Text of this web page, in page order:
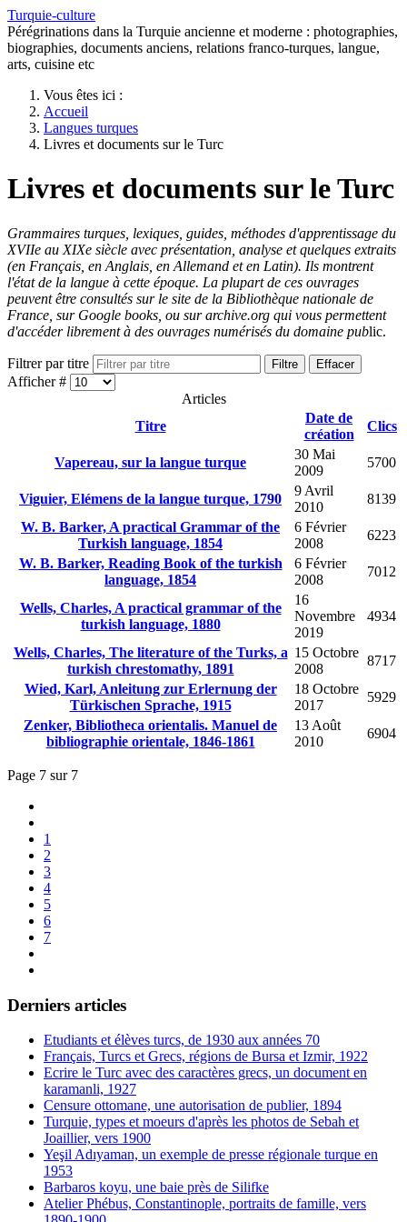
Turquie-culture
Pérégrinations dans la Turquie ancienne et moderne : photographies,
biographies, documents anciens, relations franco-turques, langue,
arts, cuisine etc
Vous êtes ici :
Accueil
Langues turques
Livres et documents sur le Turc
Livres et documents sur le Turc
Grammaires turques, lexiques, guides, méthodes d'apprentissage du
XVIIe au XIXe siècle avec présentation, analyse et quelques extraits
(en Français, en Anglais, en Allemand et en Latin). Ils montrent
l'état de la langue à cette époque. La plupart de ces ouvrages
peuvent être consultés sur le site de la Bibliothèque nationale de
France, sur Google books, ou sur archive.org qui vous permettent
d'accéder librement à des ouvrages numérisés du domaine public.
Filtrer par titre Filtre Effacer
Afficher #
Articles
Titre
Date de
création
Clics
Vapereau, sur la langue turque
30 Mai
2009
5700
Viguier, Elémens de la langue turque, 1790
9 Avril
2010
8139
W. B. Barker, A practical Grammar of the
Turkish language, 1854
6 Février
2008
6223
W. B. Barker, Reading Book of the turkish
language, 1854
6 Février
2008
7012
Wells, Charles, A practical grammar of the
turkish language, 1880
16
Novembre
2019
4934
Wells, Charles, The literature of the Turks, a
turkish chrestomathy, 1891
15 Octobre
2008
8717
Wied, Karl, Anleitung zur Erlernung der
Türkischen Sprache, 1915
18 Octobre
2017
5929
Zenker, Bibliotheca orientalis. Manuel de
bibliographie orientale, 1846-1861
13 Août
2010
6904
Page 7 sur 7
1
2
3
4
5
6
7
Derniers articles
Etudiants et élèves turcs, de 1930 aux années 70
Français, Turcs et Grecs, régions de Bursa et Izmir, 1922
Ecrire le Turc avec des caractères grecs, un document en
karamanli, 1927
Censure ottomane, une autorisation de publier, 1894
Turquie, types et moeurs d'après les photos de Sebah et
Joaillier, vers 1900
Yeşil Adıyaman, un exemple de presse régionale turque en
1953
Barbaros koyu, une baie près de Silifke
Atelier Phébus, Constantinople, portraits de famille, vers